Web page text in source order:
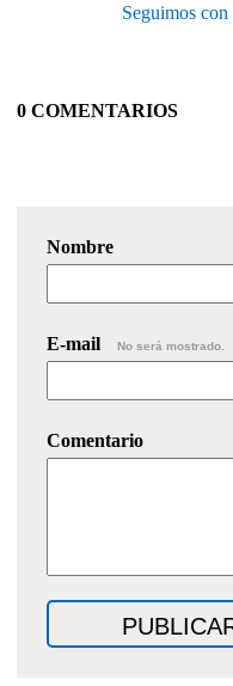
Seguimos
0 COMENTARIOS
Nombre
E-mail No será mostrado.
Comentario